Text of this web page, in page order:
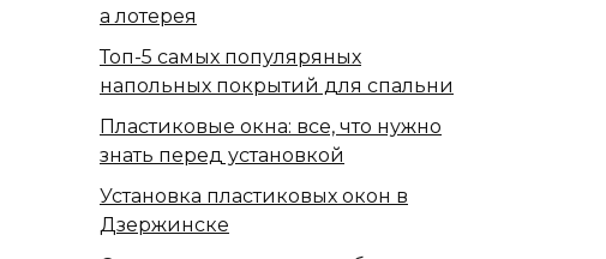
а лотерея
Топ-5 самых популяряных
напольных покрытий для спальни
Пластиковые окна: все, что нужно
знать перед установкой
Установка пластиковых окон в
Дзержинске